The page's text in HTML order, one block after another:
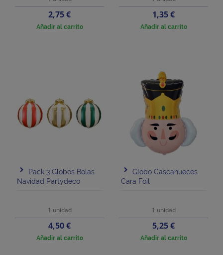
Precio
2,75 €
Añadir al carrito
Precio
1,35 €
Añadir al carrito
Pack 3 Globos Bolas
Navidad Partydeco
1 unidad
Precio
4,50 €
Añadir al carrito
Globo Cascanueces
Cara Foil
1 unidad
Precio
5,25 €
Añadir al carrito